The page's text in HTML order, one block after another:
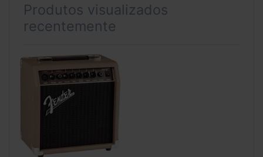
Produtos visualizados
recentemente